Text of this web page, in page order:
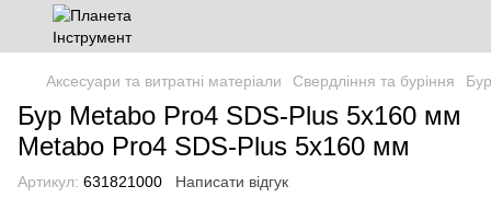
Аксесуари та витратні матеріали Свердління та буріння
Бур Metabo Pro4 SDS-Plus 5x160 мм
Metabo Pro4 SDS-Plus 5x160 мм
Артикул: 631821000 Написати відгук